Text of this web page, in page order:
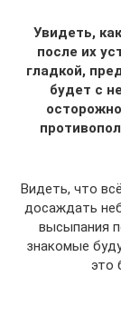
Увидеть,
после их
гладкой,
будет с
Видеть, что
досаждать
высыпания
знакомые
это